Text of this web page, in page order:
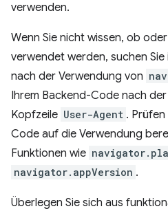
verwenden.
Wenn Sie nicht wissen, ob
verwendet werden, suchen
nach der Verwendung von
Ihrem Backend-Code nach
Kopfzeile User-Agent .
Code auf die Verwendung
Funktionen wie
navigator.appVersion .
Überlegen Sie sich aus